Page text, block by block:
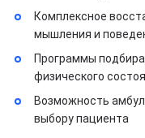
Комплексное
мышления и
Программы
физического
Возможность
выбору пациента